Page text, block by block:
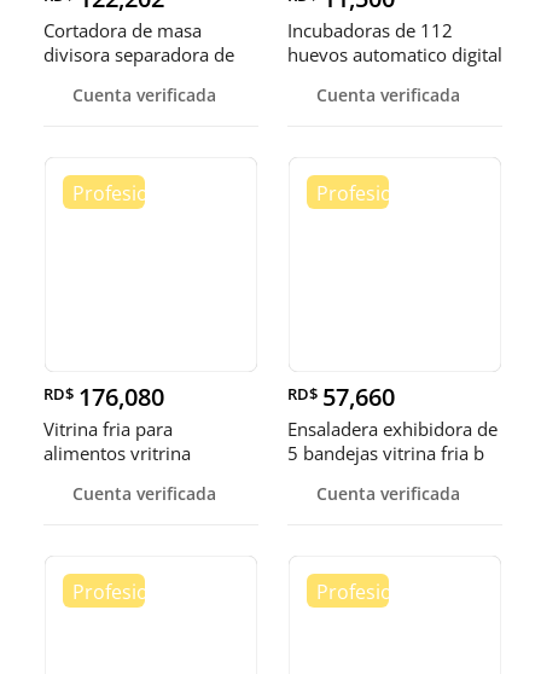
Cortadora de masa
divisora separadora de
Cuenta verificada
Incubadoras de 112
huevos automatico digital
Cuenta verificada
RD$ 176,080
Vitrina fria para
alimentos vritrina
Cuenta verificada
RD$ 57,660
Ensaladera exhibidora de
5 bandejas vitrina fria b
Cuenta verificada